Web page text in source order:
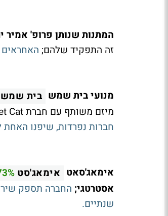
המתנות שנותן פרופ' אמיר
זה התפקיד שלהם; האחראים
מנועי בית שמש בית שמש
מיזם משותף עם חברת Jet Cat הגרמנית, שיתמקד בתחום המנועים הקטנים לשוק הצבאי -
חברות נפרדות, שיפנו
אימאג'סאט אימאג'סט
אסטרטגי;
שנתיים.